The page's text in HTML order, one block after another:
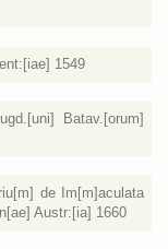
1549
Batav.[orum]
de Im[m]aculata
Austr:[ia] 1660